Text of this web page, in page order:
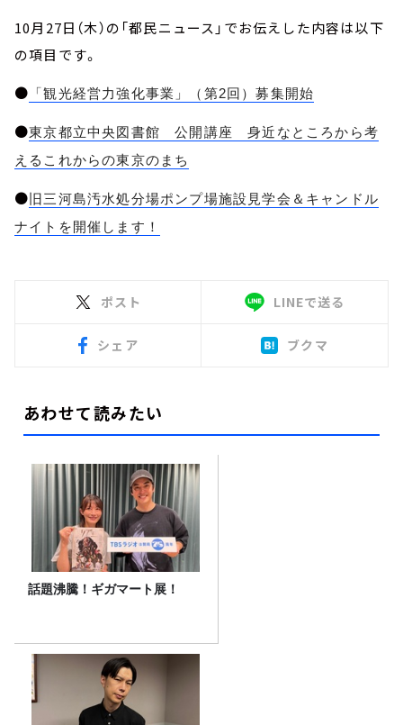
10月27日（木）の「都民ニュース」でお伝えした内容は以下
の項目です。
● 「観光経営力強化事業」（第2回）募集開始
●東京都立中央図書館 公開講座 身近なところから考
えるこれからの東京のまち
● 旧三河島汚水処分場ポンプ場施設見学会＆キャンドル
ナイトを開催します！
ポスト LINEで送る
シェア ブクマ
あわせて読みたい
話題沸騰！ギガマート展！